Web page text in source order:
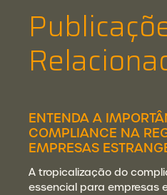
ENTENDA A
COMPLIANCE NA
EMPRESAS
A tropicalização do
essencial para empresas